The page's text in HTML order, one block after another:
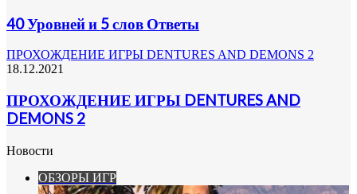
40 Уровней и 5 слов Ответы
ПРОХОЖДЕНИЕ ИГРЫ DENTURES AND DEMONS 2
18.12.2021
ПРОХОЖДЕНИЕ ИГРЫ DENTURES AND
DEMONS 2
Новости
ОБЗОРЫ ИГР